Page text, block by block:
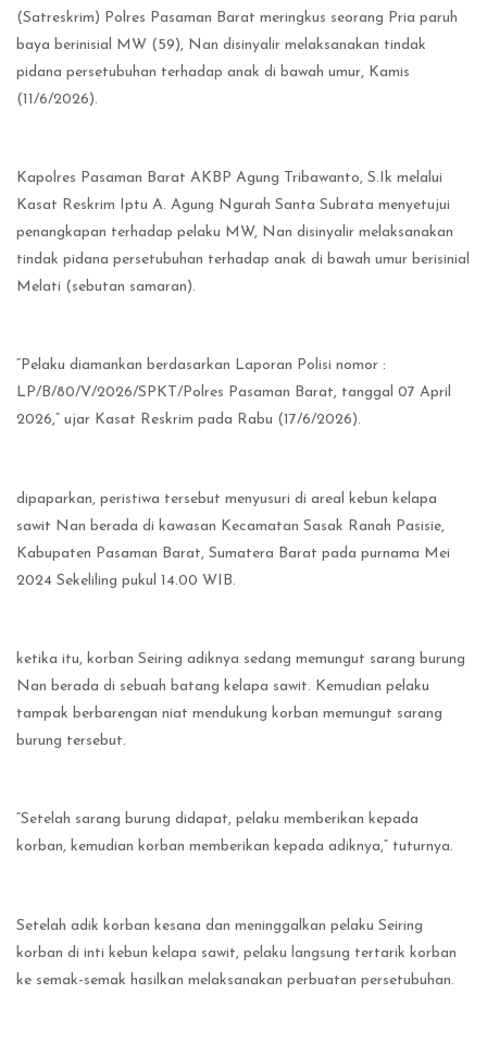
(Satreskrim) Polres Pasaman Barat meringkus seorang Pria paruh
baya berinisial MW (59), Nan disinyalir melaksanakan tindak
pidana persetubuhan terhadap anak di bawah umur, Kamis
(11/6/2026).
Kapolres Pasaman Barat AKBP Agung Tribawanto, S.Ik melalui
Kasat Reskrim Iptu A. Agung Ngurah Santa Subrata menyetujui
penangkapan terhadap pelaku MW, Nan disinyalir melaksanakan
tindak pidana persetubuhan terhadap anak di bawah umur berisinial
Melati (sebutan samaran).
“Pelaku diamankan berdasarkan Laporan Polisi nomor :
LP/B/80/V/2026/SPKT/Polres Pasaman Barat, tanggal 07 April
2026,” ujar Kasat Reskrim pada Rabu (17/6/2026).
dipaparkan, peristiwa tersebut menyusuri di areal kebun kelapa
sawit Nan berada di kawasan Kecamatan Sasak Ranah Pasisie,
Kabupaten Pasaman Barat, Sumatera Barat pada purnama Mei
2024 Sekeliling pukul 14.00 WIB.
ketika itu, korban Seiring adiknya sedang memungut sarang burung
Nan berada di sebuah batang kelapa sawit. Kemudian pelaku
tampak berbarengan niat mendukung korban memungut sarang
burung tersebut.
“Setelah sarang burung didapat, pelaku memberikan kepada
korban, kemudian korban memberikan kepada adiknya,” tuturnya.
Setelah adik korban kesana dan meninggalkan pelaku Seiring
korban di inti kebun kelapa sawit, pelaku langsung tertarik korban
ke semak-semak hasilkan melaksanakan perbuatan persetubuhan.